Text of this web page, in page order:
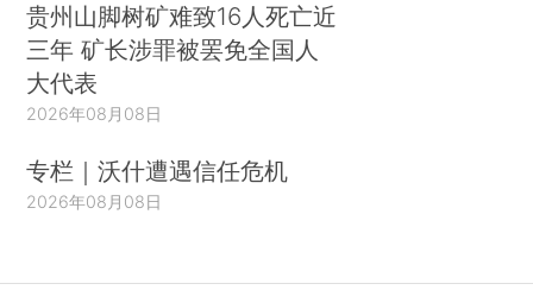
贵州山脚树矿难致16人死亡近
三年 矿长涉罪被罢免全国人
大代表
2026年08月08日
专栏｜沃什遭遇信任危机
2026年08月08日